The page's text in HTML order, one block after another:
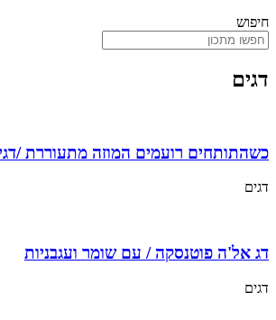
חיפוש
דגים
כשהתותחים רועמים המוזה מתעוררת /
דגים
דג אל'ה פוטנסקה / עם שומר ועגבניות
דגים